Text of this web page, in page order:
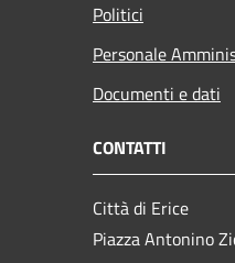
Politici
Personale
Documenti e dati
CONTATTI
Città di Erice
Piazza Antonino